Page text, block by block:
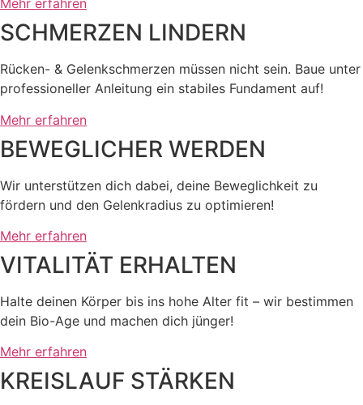
Mehr erfahren
SCHMERZEN LINDERN
Rücken- & Gelenkschmerzen müssen nicht sein. Baue unter
professioneller Anleitung ein stabiles Fundament auf!
Mehr erfahren
BEWEGLICHER WERDEN
Wir unterstützen dich dabei, deine Beweglichkeit zu
fördern und den Gelenkradius zu optimieren!
Mehr erfahren
VITALITÄT ERHALTEN
Halte deinen Körper bis ins hohe Alter fit – wir bestimmen
dein Bio-Age und machen dich jünger!
Mehr erfahren
KREISLAUF STÄRKEN